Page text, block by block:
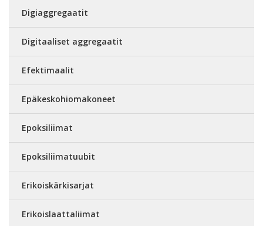
Digiaggregaatit
Digitaaliset aggregaatit
Efektimaalit
Epäkeskohiomakoneet
Epoksiliimat
Epoksiliimatuubit
Erikoiskärkisarjat
Erikoislaattaliimat